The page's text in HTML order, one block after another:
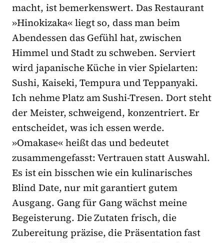
macht, ist bemerkenswert. Das Restaurant
»Hinokizaka« liegt so, dass man beim
Abendessen das Gefühl hat, zwischen
Himmel und Stadt zu schweben. Serviert
wird japanische Küche in vier Spielarten:
Sushi, Kaiseki, Tempura und Teppanyaki.
Ich nehme Platz am Sushi-Tresen. Dort steht
der Meister, schweigend, konzentriert. Er
entscheidet, was ich essen werde.
»Omakase« heißt das und bedeutet
zusammengefasst: Vertrauen statt Auswahl.
Es ist ein bisschen wie ein kulinarisches
Blind Date, nur mit garantiert gutem
Ausgang. Gang für Gang wächst meine
Begeisterung. Die Zutaten frisch, die
Zubereitung präzise, die Präsentation fast